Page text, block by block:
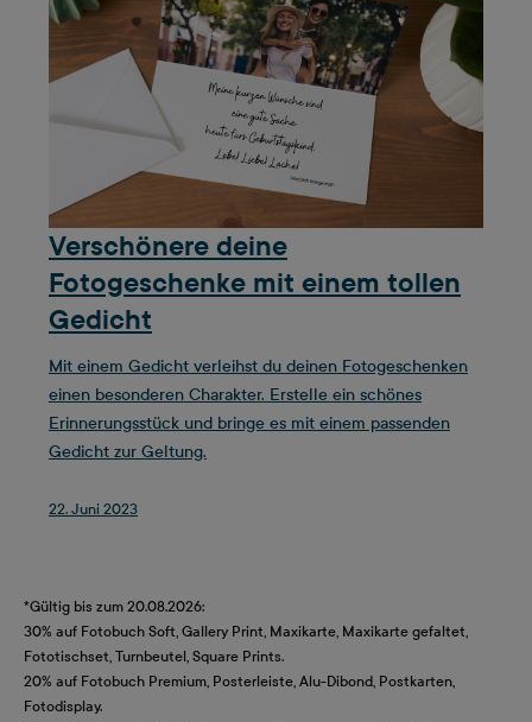
Verschönere deine
Fotogeschenke mit einem tollen
Gedicht
Mit einem Gedicht verleihst du deinen Fotogeschenken
einen besonderen Charakter. Erstelle ein schönes
Erinnerungsstück und bringe es mit einem passenden
Gedicht zur Geltung.
22. Juni 2023
*Gültig bis zum 20.08.2026:
30% auf Fotobuch Soft, Gallery Print, Maxikarte, Maxikarte gefaltet,
Fototischset, Turnbeutel, Square Prints.
20% auf Fotobuch Premium, Posterleiste, Alu-Dibond, Postkarten,
Fotodisplay.